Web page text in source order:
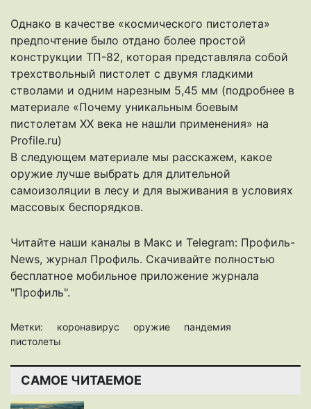
Однако в качестве «космического пистолета»
предпочтение было отдано более простой
конструкции ТП-82, которая представляла собой
трехствольный пистолет с двумя гладкими
стволами и одним нарезным 5,45 мм (подробнее в
материале «Почему уникальным боевым
пистолетам ХХ века не нашли применения» на
Profile.ru)
В следующем материале мы расскажем, какое
оружие лучше выбрать для длительной
самоизоляции в лесу и для выживания в условиях
массовых беспорядков.
Читайте наши каналы в Макс и Telegram: Профиль-
News, журнал Профиль. Скачивайте полностью
бесплатное мобильное приложение журнала
"Профиль".
Метки: коронавирус оружие
пандемия
пистолеты
САМОЕ ЧИТАЕМОЕ